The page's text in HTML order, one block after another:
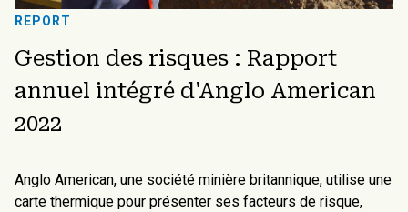
REPORT
Gestion des risques : Rapport
annuel intégré d'Anglo American
2022
Anglo American, une société minière britannique, utilise une
carte thermique pour présenter ses facteurs de risque,